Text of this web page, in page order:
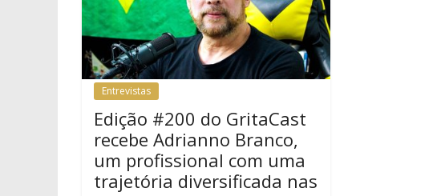
Entrevistas
Edição #200 do GritaCast
recebe Adrianno Branco,
um profissional com uma
trajetória diversificada nas